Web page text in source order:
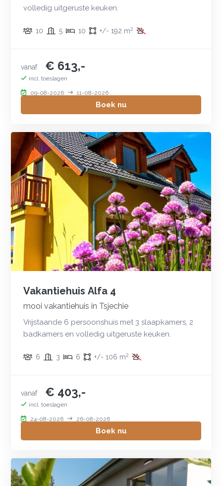
volledig uitgeruste keuken.
10 5 10 +/- 192 m2
vanaf € 613,-
incl. toeslagen
09-08-2026 11-08-2026
Boek nu
Vakantiehuis Alfa 4
mooi vakantiehuis in Tsjechie
Vrijstaande 6 persoonshuis met 3 slaapkamers, 2
badkamers en volledig uitgeruste keuken.
6 3 6 +/- 106 m2
vanaf € 403,-
incl. toeslagen
24-08-2026 26-08-2026
Boek nu